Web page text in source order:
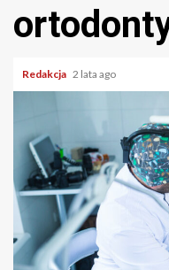
Redakcja 2 lata ago